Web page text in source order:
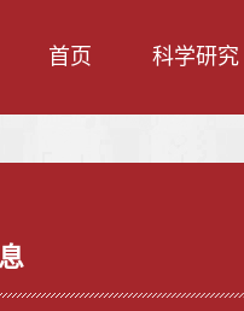
首页 科学研究